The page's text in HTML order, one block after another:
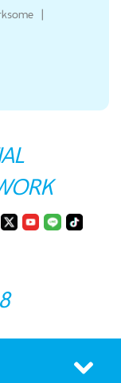
|